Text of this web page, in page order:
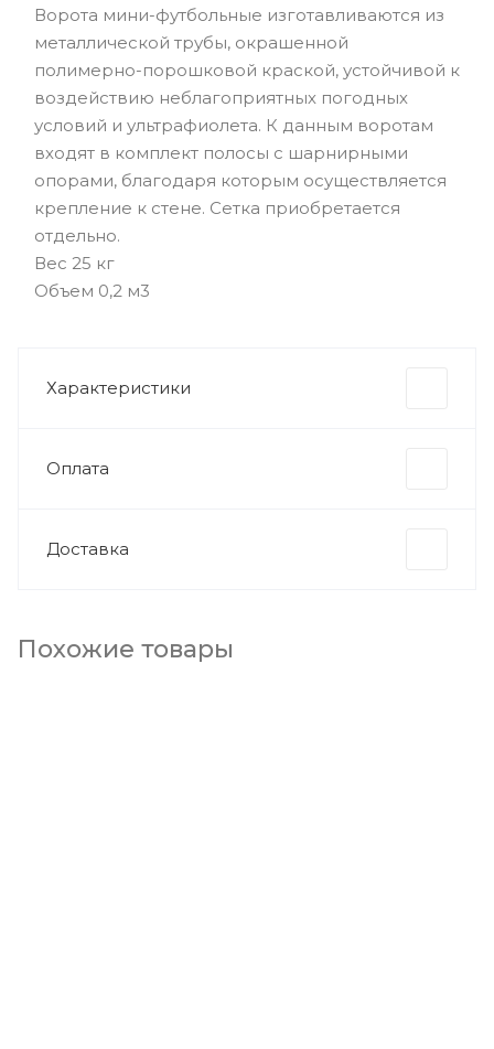
Ворота мини-футбольные изготавливаются из
металлической трубы, окрашенной
полимерно-порошковой краской, устойчивой к
воздействию неблагоприятных погодных
условий и ультрафиолета. К данным воротам
входят в комплект полосы с шарнирными
опорами, благодаря которым осуществляется
крепление к стене. Сетка приобретается
отдельно.
Вес 25 кг
Объем 0,2 м3
Характеристики
Оплата
Доставка
Похожие товары